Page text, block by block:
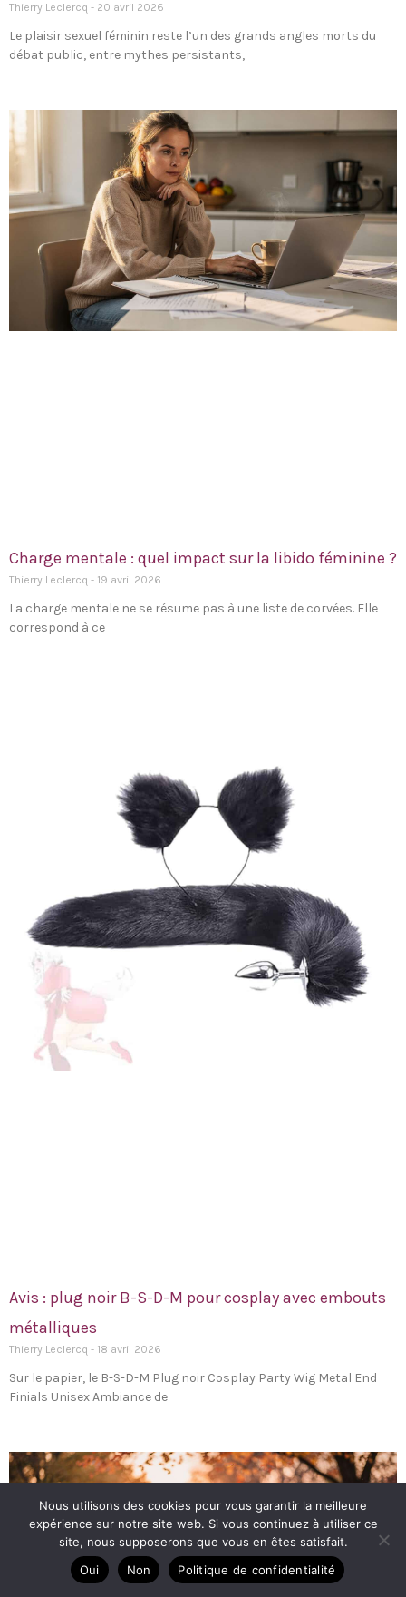
Thierry Leclercq 20 avril 2026
Le plaisir sexuel féminin reste l’un des grands angles morts du
débat public, entre mythes persistants,
Charge mentale : quel impact sur la libido féminine ?
Thierry Leclercq 19 avril 2026
La charge mentale ne se résume pas à une liste de corvées. Elle
correspond à ce
Avis : plug noir B-S-D-M pour cosplay avec embouts
métalliques
Thierry Leclercq 18 avril 2026
Sur le papier, le B-S-D-M Plug noir Cosplay Party Wig Metal End
Finials Unisex Ambiance de
Nous utilisons des cookies pour vous garantir la meilleure
expérience sur notre site web. Si vous continuez à utiliser ce
site, nous supposerons que vous en êtes satisfait.
Oui
Non Politique de confidentialité